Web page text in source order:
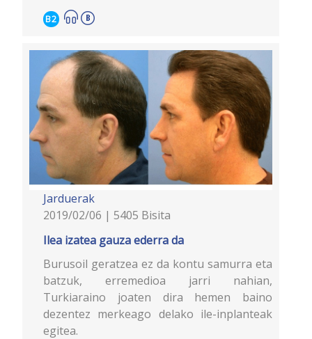
B2
Jarduerak
2019/02/06 | 5405 Bisita
Ilea izatea gauza ederra da
Burusoil geratzea ez da kontu samurra eta
batzuk, erremedioa jarri nahian,
Turkiaraino joaten dira hemen baino
dezentez merkeago delako ile-inplanteak
egitea.